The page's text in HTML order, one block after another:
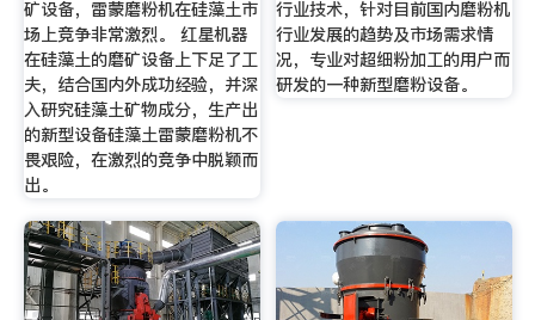
矿设备，雷蒙磨粉机在硅藻土市
场上竞争非常激烈。 红星机器
在硅藻土的磨矿设备上下足了工
夫，结合国内外成功经验，并深
入研究硅藻土矿物成分，生产出
的新型设备硅藻土雷蒙磨粉机不
畏艰险，在激烈的竞争中脱颖而
出。
行业技术，针对目前国内磨粉机
行业发展的趋势及市场需求情
况，专业对超细粉加工的用户而
研发的一种新型磨粉设备。